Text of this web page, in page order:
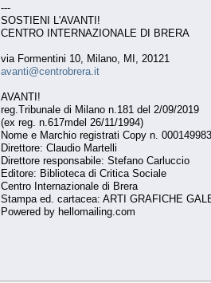
---
SOSTIENI L'AVANTI!
CENTRO INTERNAZIONALE DI BRERA
via Formentini 10, Milano, MI, 20121
avanti@centrobrera.it
AVANTI!
reg.Tribunale di Milano n.181 del 2/09/2019
(ex reg. n.617mdel 26/11/1994)
Nome e Marchio registrati Copy n.
Direttore: Claudio Martelli
Direttore responsabile: Stefano Carluccio
Editore: Biblioteca di Critica Sociale
Centro Internazionale di Brera
Stampa ed. cartacea: ARTI GRAFICHE
Powered by hellomailing.com